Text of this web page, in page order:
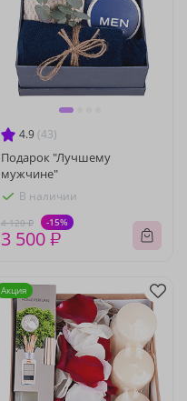
4.9 (43)
Подарок "Лучшему
мужчине"
В наличии
4 120 ₽ -15%
3 500 ₽
Акция